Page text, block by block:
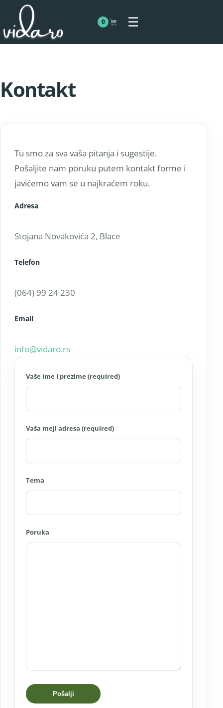
Skoči na sadržaj
0 Otvori meni
☰
Kontakt
Tu smo za sva vaša pitanja i sugestije.
Pošaljite nam poruku putem kontakt forme i
javićemo vam se u najkraćem roku.
Adresa
Stojana Novakovića 2, Blace
Telefon
(064) 99 24 230
Email
info@vidaro.rs
Vaše ime i prezime (required)
Vaša mejl adresa (required)
Tema
Poruka